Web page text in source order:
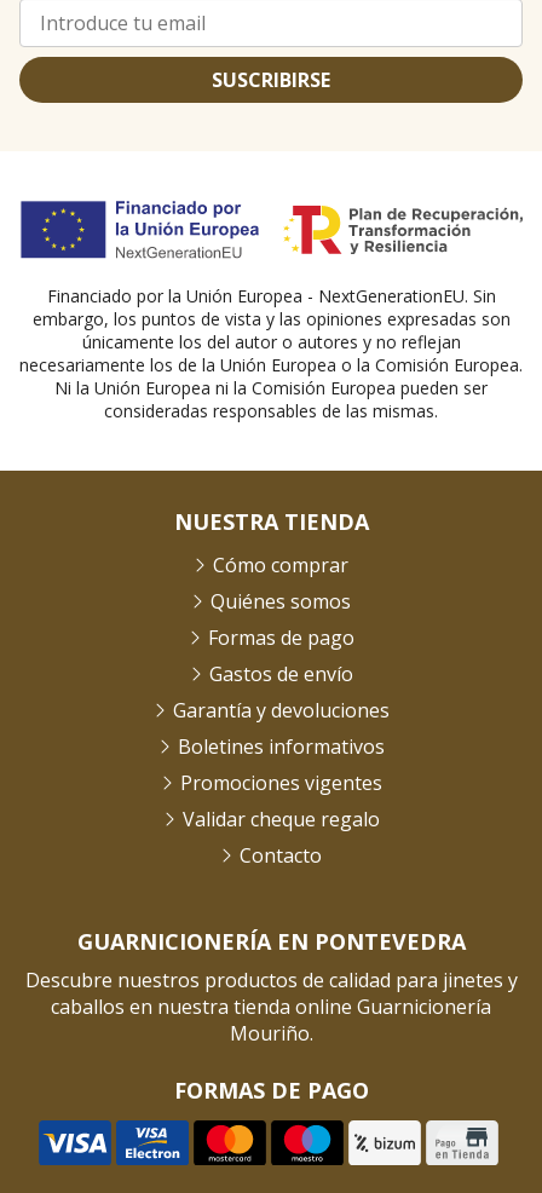
SUSCRIBIRSE
Financiado por la Unión Europea - NextGenerationEU. Sin
embargo, los puntos de vista y las opiniones expresadas son
únicamente los del autor o autores y no reflejan
necesariamente los de la Unión Europea o la Comisión Europea.
Ni la Unión Europea ni la Comisión Europea pueden ser
consideradas responsables de las mismas.
GUARNICIONERÍA EN PONTEVEDRA
Descubre nuestros productos de calidad para jinetes y
caballos en nuestra tienda online Guarnicionería
Mouriño.
FORMAS DE PAGO
NUESTRA TIENDA
Cómo comprar
Quiénes somos
Formas de pago
Gastos de envío
Garantía y devoluciones
Boletines informativos
Promociones vigentes
Validar cheque regalo
Contacto